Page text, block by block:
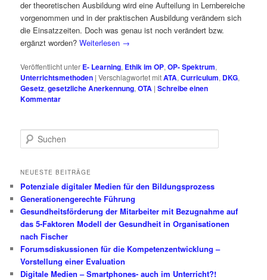
der theoretischen Ausbildung wird eine Aufteilung in Lernbereiche
vorgenommen und in der praktischen Ausbildung verändern sich
die Einsatzzeiten. Doch was genau ist noch verändert bzw.
ergänzt worden?Weiterlesen →
Veröffentlicht unter E- Learning, Ethik im OP,OP- Spektrum,
Unterrichtsmethoden |Verschlagwortet mitATA,Curriculum, DKG,
Gesetz,gesetzliche Anerkennung,OTA |Schreibe einen
Kommentar
u
h
n
NEUESTE BEITRÄGE
Potenziale digitaler Medien für den Bildungsprozess
Generationengerechte Führung
Gesundheitsförderung der Mitarbeiter mit Bezugnahme auf
das 5-Faktoren Modell der Gesundheit in Organisationen
nach Fischer
Forumsdiskussionen für die Kompetenzentwicklung –
Vorstellung einer Evaluation
Digitale Medien – Smartphones- auch im Unterricht?!